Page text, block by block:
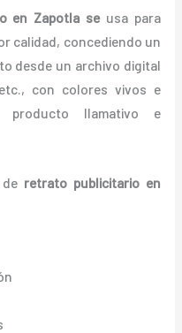
en Zapotla seusa para
calidad, concediendo un
desde un archivo digital
con colores vivos e
producto llamativo e
retrato publicitario en